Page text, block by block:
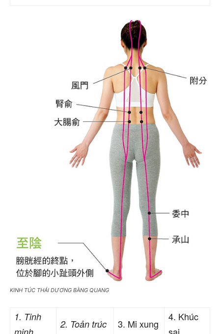
KINH TÚC THÁI DƯƠNG BÀNG QUANG
1. Tinh
2. Toản trúc 3. Mi xung
4. Khúc
sai